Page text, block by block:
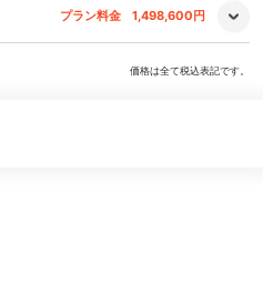
プラン料金 1,498,600円
価格は全て税込表記です。